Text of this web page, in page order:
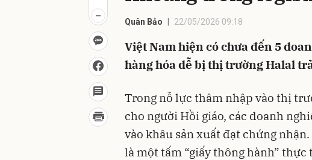
Quân Bảo 22/05/2026 09:18
Việt Nam hiện có chưa đến 5
hàng hóa dễ bị thị trường Halal
Trong nỗ lực thâm nhập vào thị
cho người Hồi giáo, các doanh
vào khâu sản xuất đạt chứng
là một tấm “giấy thông hành”